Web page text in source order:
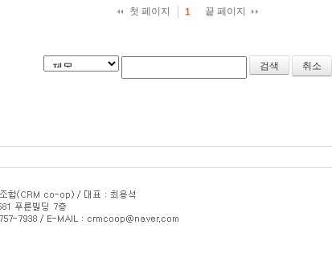
첫 페이지 1 끝 페이지
취소